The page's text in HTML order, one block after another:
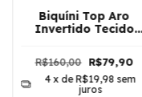
Biquíni Top Aro
Invertido Tecido
Cecília | Verde
R$160,00 R$79,90
4 x deR$19,98 sem
juros